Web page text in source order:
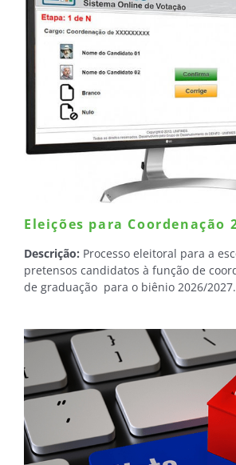
Eleições para Coordenação
Descrição: Processo eleitoral para a
pretensos candidatos à função de
de graduação para o biênio 2026/2027.